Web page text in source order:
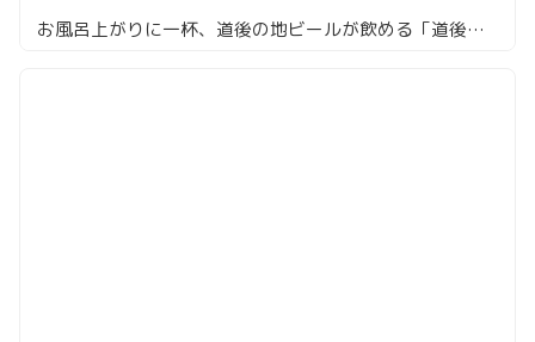
お風呂上がりに一杯、道後の地ビールが飲める「道後麦酒館」